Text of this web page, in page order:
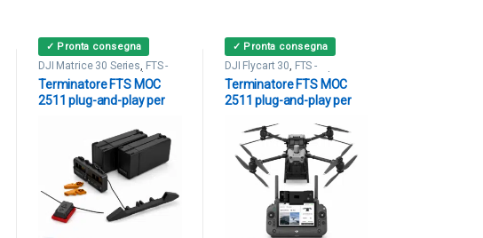
✓ Pronta consegna
DJI Matrice 30 Series, FTS -
Terminatori & Paracaduti
Terminatore FTS MOC
2511 plug-and-play per
✓ Pronta consegna
DJI Flycart 30, FTS -
Terminatori & Paracaduti
Terminatore FTS MOC
2511 plug-and-play per